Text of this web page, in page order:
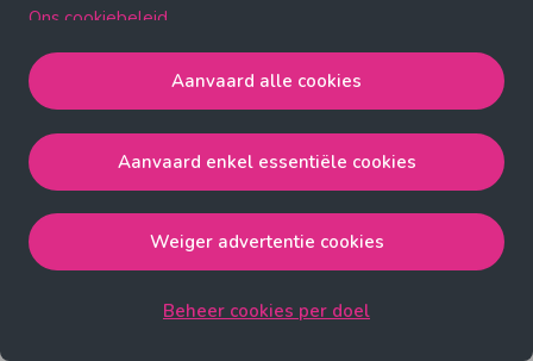
Ons cookiebeleid
Aanvaard alle cookiesgaat akkoord met de strict
noodzakelijke, analytische, functionele en advertentie
cookies.
de strict noodzakelijke cookies.
Weiger advertentie cookiesgaat akkoord met de strict
Aanvaard alle cookies
Aanvaard enkel essentiële cookies
Weiger advertentie cookies
Beheer cookies per doel